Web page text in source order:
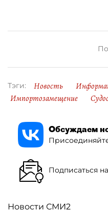
Тэги: Новость
Импортозамещение
Обсуждаем
Подписаться
Новости СМИ2